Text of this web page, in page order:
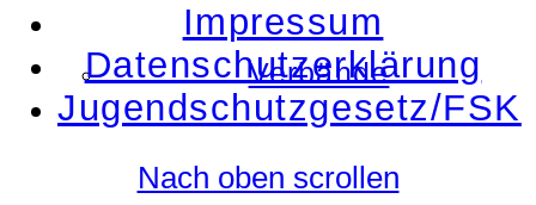
Verbände
Impressum
Datenschutzerklärung
Jugendschutzgesetz/FSK
Nach oben scrollen